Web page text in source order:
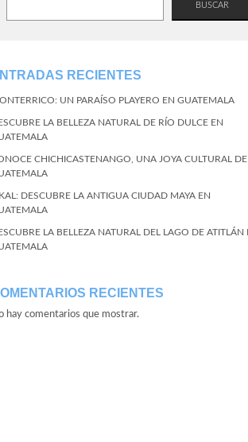
BUSCAR
RECIENTES
UN PARAÍSO PLAYERO EN GUATEMALA
LA BELLEZA NATURAL DE RÍO DULCE EN
CHICHICASTENANGO, UNA JOYA CULTURAL DE
DESCUBRE LA ANTIGUA CIUDAD MAYA EN
LA BELLEZA NATURAL DEL LAGO DE ATITLÁN
RECIENTES
hay comentarios que mostrar.